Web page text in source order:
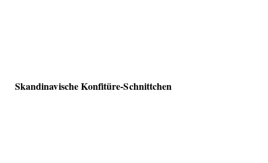
Skandinavische Konfitüre-Schnittchen